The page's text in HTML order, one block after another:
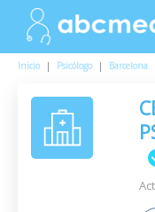
Inicio | Psicólogo | Barcelona